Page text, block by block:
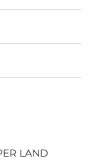
LAND